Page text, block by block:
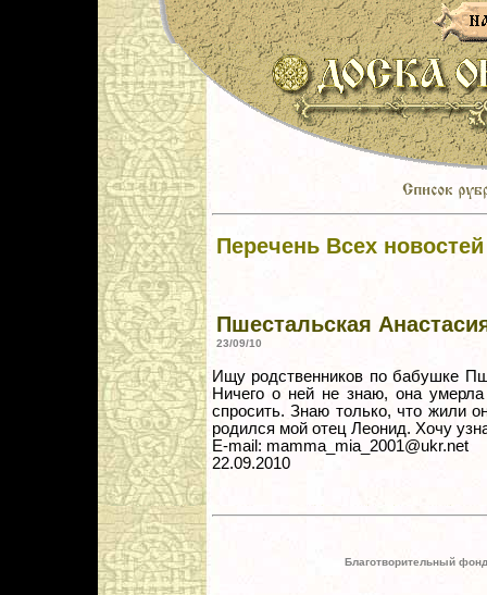
Перечень Всех новостей
Пшестальская
23/09/10
Ищу родственников по бабушке
Ничего о ней не знаю, она
спросить. Знаю только, что жили
родился мой отец Леонид. Хочу
E-mail: mamma_mia_2001@ukr.net
22.09.2010
Благотворительный